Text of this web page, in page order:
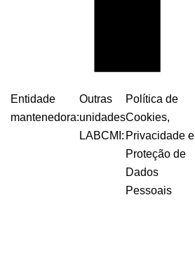
Entidade
mantenedora:
Outras
unidades
LABCMI:
Política de
Cookies,
Privacidade e
Proteção de
Dados
Pessoais